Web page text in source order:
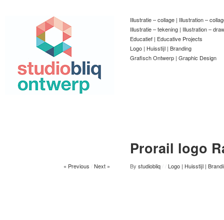
Illustratie – collage | Illustration –
Illustratie – tekening | Illustration –
Educatief | Educative Projects
Logo | Huisstijl | Branding
Grafisch Ontwerp | Graphic Design
Prorail logo
« Previous Next » By studiobliq Logo | Huisstijl |